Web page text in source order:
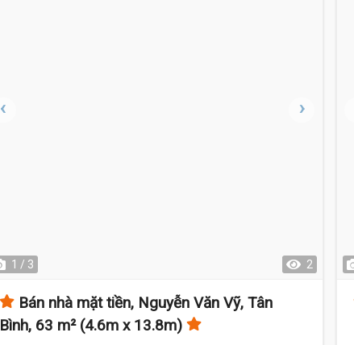
1 / 3 2
Bán nhà mặt tiền, Nguyễn Văn Vỹ, Tân
Bình, 63 m² (4.6m x 13.8m)